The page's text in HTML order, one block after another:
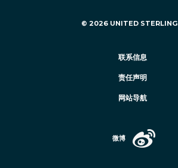
© 2026 UNITED STERLING
联系信息
责任声明
网站导航
微博